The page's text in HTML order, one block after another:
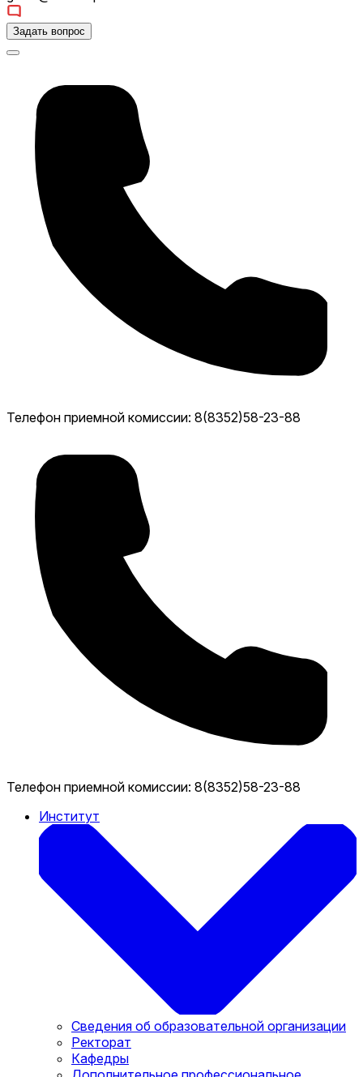
Задать вопрос
Телефон приемной комиссии: 8(8352)58-23-88
Телефон приемной комиссии: 8(8352)58-23-88
Институт
Сведения об образовательной организации
Ректорат
Кафедры